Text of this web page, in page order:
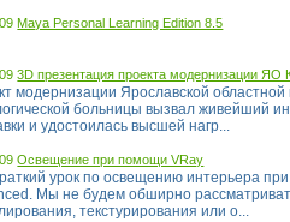
Maya Personal Learning Edition 8.5
3D презентация проекта модернизации ЯО
модернизации Ярославской областной
больницы вызвал живейший
и удостоилась высшей нагр...
Освещение при помощи VRay
урок по освещению интерьера
Мы не будем обширно
текстурирования или о...